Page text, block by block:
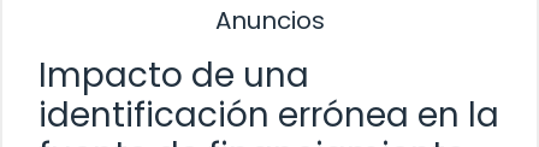
Anuncios
Impacto de una
identificación errónea en la